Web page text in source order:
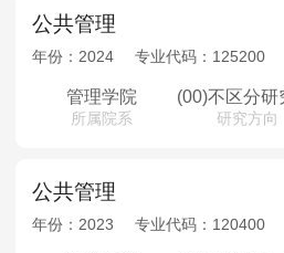
公共管理
年份： 2024 专业代码： 125200
管理学院
所属院系 研究方向
公共管理
年份： 2023 专业代码： 120400